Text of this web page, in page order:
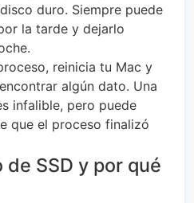
duro. Siempre puede
la tarde y dejarlo
reinicia tu Mac y
algún dato. Una
infalible, pero puede
que el proceso finalizó
SSD y por qué